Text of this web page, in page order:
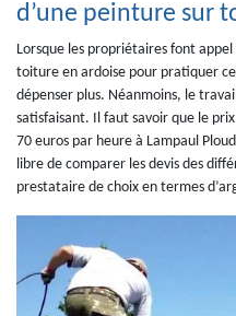
d’une peinture sur
Lorsque les propriétaires font
toiture en ardoise pour pratiquer
dépenser plus. Néanmoins, le
satisfaisant. Il faut savoir que le
70 euros par heure à Lampaul
libre de comparer les devis des
prestataire de choix en termes